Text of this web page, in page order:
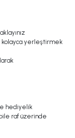
kolayca yerleştirmek
hediyelik
bile raf üzerinde